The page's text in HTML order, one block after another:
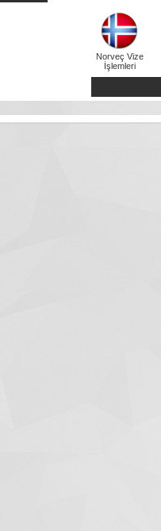
Norveç Vize
İşlemleri